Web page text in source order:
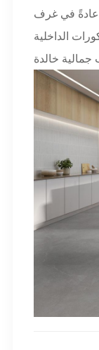
عادةً في غرف
الداخلية